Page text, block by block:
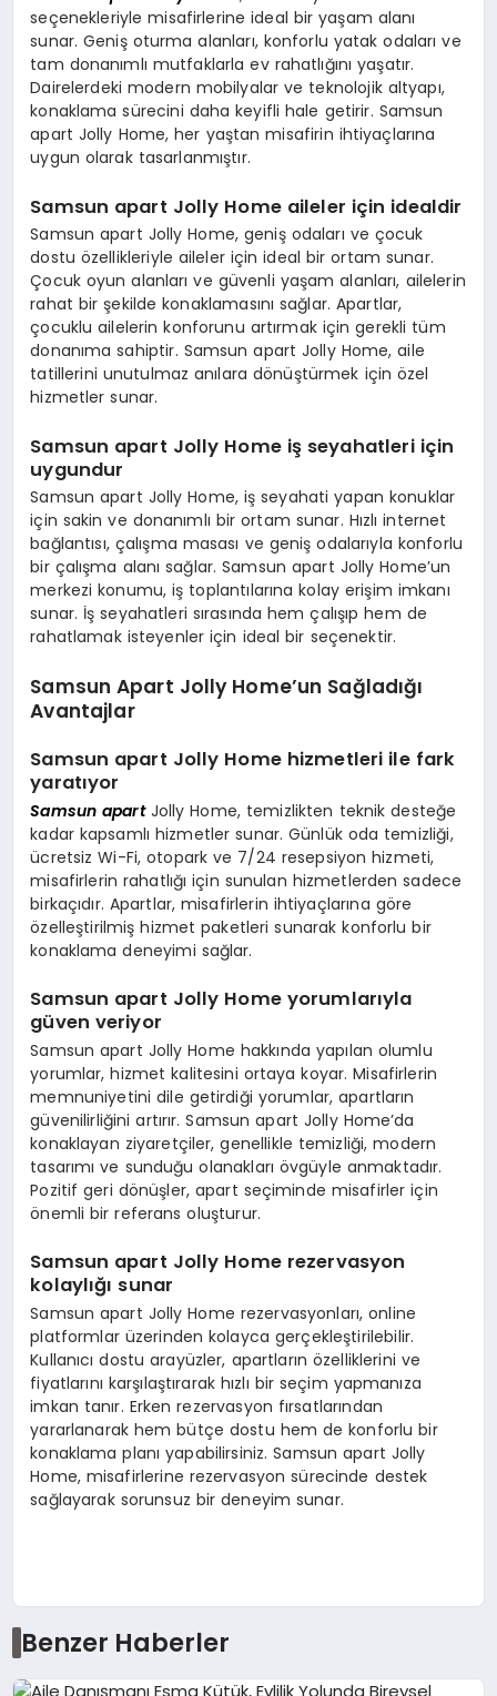
seçenekleriyle misafirlerine ideal bir yaşam alanı
sunar. Geniş oturma alanları, konforlu yatak odaları ve
tam donanımlı mutfaklarla ev rahatlığını yaşatır.
Dairelerdeki modern mobilyalar ve teknolojik altyapı,
konaklama sürecini daha keyifli hale getirir. Samsun
apart Jolly Home, her yaştan misafirin ihtiyaçlarına
uygun olarak tasarlanmıştır.
Samsun apart Jolly Home aileler için idealdir
Samsun apart Jolly Home, geniş odaları ve çocuk
dostu özellikleriyle aileler için ideal bir ortam sunar.
Çocuk oyun alanları ve güvenli yaşam alanları, ailelerin
rahat bir şekilde konaklamasını sağlar. Apartlar,
çocuklu ailelerin konforunu artırmak için gerekli tüm
donanıma sahiptir. Samsun apart Jolly Home, aile
tatillerini unutulmaz anılara dönüştürmek için özel
hizmetler sunar.
Samsun apart Jolly Home iş seyahatleri için
uygundur
Samsun apart Jolly Home, iş seyahati yapan konuklar
için sakin ve donanımlı bir ortam sunar. Hızlı internet
bağlantısı, çalışma masası ve geniş odalarıyla konforlu
bir çalışma alanı sağlar. Samsun apart Jolly Home’un
merkezi konumu, iş toplantılarına kolay erişim imkanı
sunar. İş seyahatleri sırasında hem çalışıp hem de
rahatlamak isteyenler için ideal bir seçenektir.
Samsun Apart Jolly Home’un Sağladığı
Avantajlar
Samsun apart Jolly Home hizmetleri ile fark
yaratıyor
Samsun apartJolly Home, temizlikten teknik desteğe
kadar kapsamlı hizmetler sunar. Günlük oda temizliği,
ücretsiz Wi-Fi, otopark ve 7/24 resepsiyon hizmeti,
misafirlerin rahatlığı için sunulan hizmetlerden sadece
birkaçıdır. Apartlar, misafirlerin ihtiyaçlarına göre
özelleştirilmiş hizmet paketleri sunarak konforlu bir
konaklama deneyimi sağlar.
Samsun apart Jolly Home yorumlarıyla
güven veriyor
Samsun apart Jolly Home hakkında yapılan olumlu
yorumlar, hizmet kalitesini ortaya koyar. Misafirlerin
memnuniyetini dile getirdiği yorumlar, apartların
güvenilirliğini artırır. Samsun apart Jolly Home’da
konaklayan ziyaretçiler, genellikle temizliği, modern
tasarımı ve sunduğu olanakları övgüyle anmaktadır.
Pozitif geri dönüşler, apart seçiminde misafirler için
önemli bir referans oluşturur.
Samsun apart Jolly Home rezervasyon
kolaylığı sunar
Samsun apart Jolly Home rezervasyonları, online
platformlar üzerinden kolayca gerçekleştirilebilir.
Kullanıcı dostu arayüzler, apartların özelliklerini ve
fiyatlarını karşılaştırarak hızlı bir seçim yapmanıza
imkan tanır. Erken rezervasyon fırsatlarından
yararlanarak hem bütçe dostu hem de konforlu bir
konaklama planı yapabilirsiniz. Samsun apart Jolly
Home, misafirlerine rezervasyon sürecinde destek
sağlayarak sorunsuz bir deneyim sunar.
Benzer Haberler